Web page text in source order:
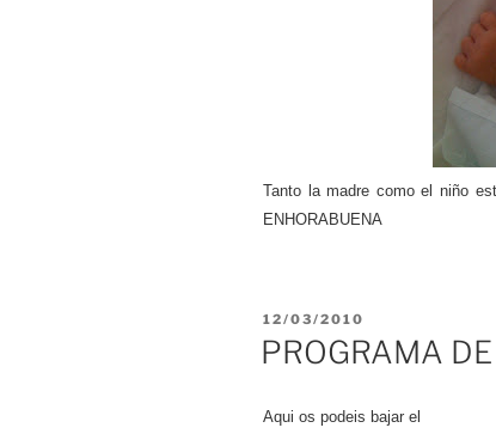
Tanto la madre como el niño
ENHORABUENA
PUBLICADO
EL
12/03/2010
PROGRAMA
Aqui os podeis bajar el